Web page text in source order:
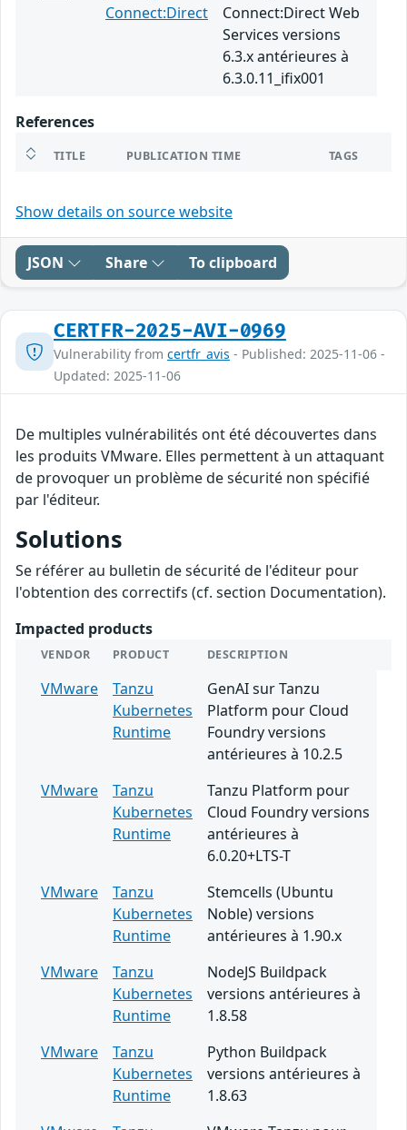
Connect:Direct
Connect:Direct Web
Services versions
6.3.x antérieures à
6.3.0.11_ifix001
References
TITLE PUBLICATION TIME TAGS
Show details on source website
JSON Share To clipboard
CERTFR-2025-AVI-0969
Vulnerability from certfr_avis - Published: 2025-11-06 -
Updated: 2025-11-06
De multiples vulnérabilités ont été découvertes dans
les produits VMware. Elles permettent à un attaquant
de provoquer un problème de sécurité non spécifié
par l'éditeur.
Solutions
Se référer au bulletin de sécurité de l'éditeur pour
l'obtention des correctifs (cf. section Documentation).
Impacted products
VENDOR PRODUCT DESCRIPTION
VMware
Tanzu
Kubernetes
Runtime
GenAI sur Tanzu
Platform pour Cloud
Foundry versions
antérieures à 10.2.5
VMware
Tanzu
Kubernetes
Runtime
Tanzu Platform pour
Cloud Foundry versions
antérieures à
6.0.20+LTS-T
VMware
Tanzu
Kubernetes
Runtime
Stemcells (Ubuntu
Noble) versions
antérieures à 1.90.x
VMware
Tanzu
Kubernetes
Runtime
NodeJS Buildpack
versions antérieures à
1.8.58
VMware
Tanzu
Kubernetes
Runtime
Python Buildpack
versions antérieures à
1.8.63